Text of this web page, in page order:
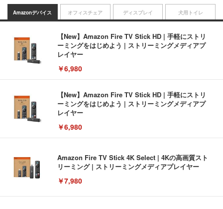
Amazonデバイス
【New】Amazon Fire TV Stick HD | 手軽にストリ
ーミングをはじめよう | ストリーミングメディアプ
レイヤー
￥6,980
【New】Amazon Fire TV Stick HD | 手軽にストリ
ーミングをはじめよう | ストリーミングメディアプ
レイヤー
￥6,980
Amazon Fire TV Stick 4K Select | 4Kの高画質スト
リーミング | ストリーミングメディアプレイヤー
￥7,980
オフィスチェア ディスプレイ 犬用トイレ